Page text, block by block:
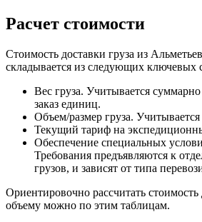
Расчет стоимости
Стоимость доставки груза из
складывается из следующих ключевых
Вес груза. Учитывается
заказ единиц.
Объем/размер груза. Учитывается
Текущий тариф на
Обеспечение специальных
Требования предъявляются к
грузов, и зависят от типа
Ориентировочно рассчитать
объему можно по этим таблицам.